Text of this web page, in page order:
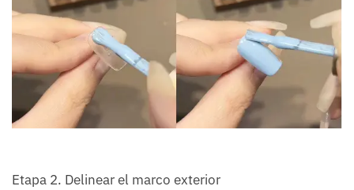
Etapa 2. Delinear el marco exterior